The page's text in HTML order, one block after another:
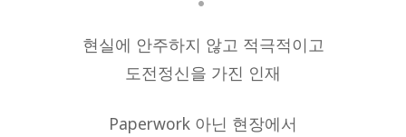
현실에 안주하지 않고 적극적이고
도전정신을 가진 인재
Paperwork 아닌 현장에서